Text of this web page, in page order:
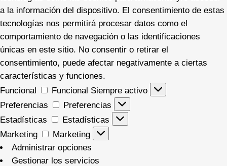
a la información del dispositivo. El consentimiento de estas
tecnologías nos permitirá procesar datos como el
comportamiento de navegación o las identificaciones
únicas en este sitio. No consentir o retirar el
consentimiento, puede afectar negativamente a ciertas
características y funciones.
Funcional
Funcional Siempre activo
Preferencias
Preferencias
Estadísticas
Estadísticas
Marketing
Marketing
Administrar opciones
Gestionar los servicios